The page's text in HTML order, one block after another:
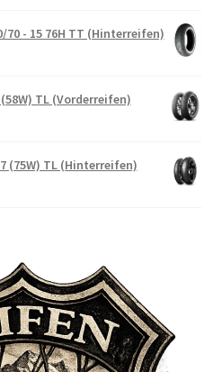
70 - 15 76H TT (Hinterreifen)
TL (Vorderreifen)
(75W) TL (Hinterreifen)